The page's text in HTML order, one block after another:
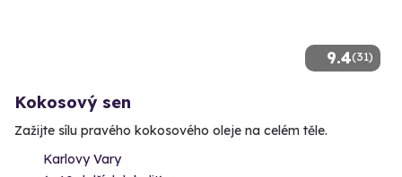
9.4(31)
Kokosový sen
Zažijte sílu pravého kokosového oleje na celém těle.
Karlovy Vary